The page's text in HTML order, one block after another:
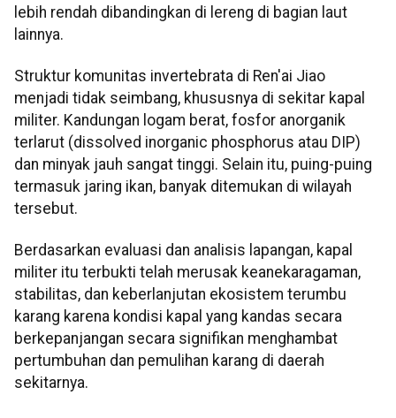
lebih rendah dibandingkan di lereng di bagian laut
lainnya.
Struktur komunitas invertebrata di Ren'ai Jiao
menjadi tidak seimbang, khususnya di sekitar kapal
militer. Kandungan logam berat, fosfor anorganik
terlarut (dissolved inorganic phosphorus atau DIP)
dan minyak jauh sangat tinggi. Selain itu, puing-puing
termasuk jaring ikan, banyak ditemukan di wilayah
tersebut.
Berdasarkan evaluasi dan analisis lapangan, kapal
militer itu terbukti telah merusak keanekaragaman,
stabilitas, dan keberlanjutan ekosistem terumbu
karang karena kondisi kapal yang kandas secara
berkepanjangan secara signifikan menghambat
pertumbuhan dan pemulihan karang di daerah
sekitarnya.